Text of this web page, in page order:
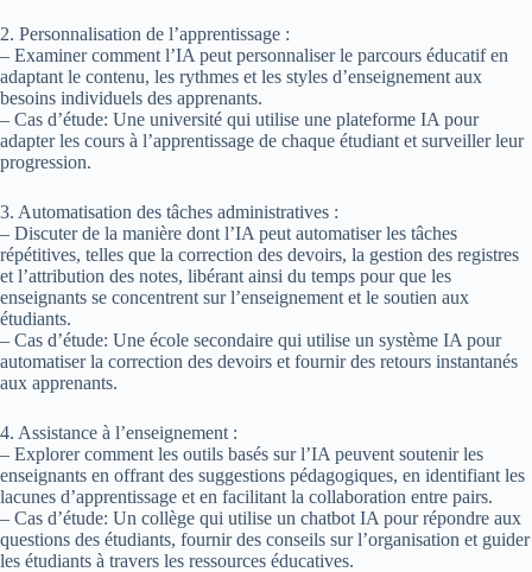
2. Personnalisation de l’apprentissage :
– Examiner comment l’IA peut personnaliser le parcours éducatif en
adaptant le contenu, les rythmes et les styles d’enseignement aux
besoins individuels des apprenants.
– Cas d’étude: Une université qui utilise une plateforme IA pour
adapter les cours à l’apprentissage de chaque étudiant et surveiller leur
progression.
3. Automatisation des tâches administratives :
– Discuter de la manière dont l’IA peut automatiser les tâches
répétitives, telles que la correction des devoirs, la gestion des registres
et l’attribution des notes, libérant ainsi du temps pour que les
enseignants se concentrent sur l’enseignement et le soutien aux
étudiants.
– Cas d’étude: Une école secondaire qui utilise un système IA pour
automatiser la correction des devoirs et fournir des retours instantanés
aux apprenants.
4. Assistance à l’enseignement :
– Explorer comment les outils basés sur l’IA peuvent soutenir les
enseignants en offrant des suggestions pédagogiques, en identifiant les
lacunes d’apprentissage et en facilitant la collaboration entre pairs.
– Cas d’étude: Un collège qui utilise un chatbot IA pour répondre aux
questions des étudiants, fournir des conseils sur l’organisation et guider
les étudiants à travers les ressources éducatives.